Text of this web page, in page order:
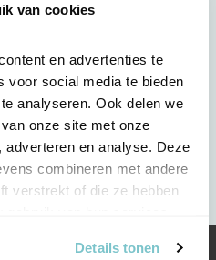
van cookies
en advertenties te
voor social media te bieden
analyseren. Ook delen we
onze site met onze
en analyse. Deze
combineren met andere
verstrekt of die ze hebben
Details tonen